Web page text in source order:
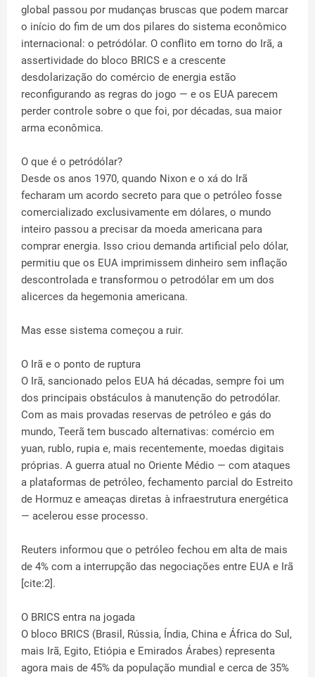
global passou por mudanças bruscas que podem marcar
o início do fim de um dos pilares do sistema econômico
internacional: o petródólar. O conflito em torno do Irã, a
assertividade do bloco BRICS e a crescente
desdolarização do comércio de energia estão
reconfigurando as regras do jogo — e os EUA parecem
perder controle sobre o que foi, por décadas, sua maior
arma econômica.
O que é o petródólar?
Desde os anos 1970, quando Nixon e o xá do Irã
fecharam um acordo secreto para que o petróleo fosse
comercializado exclusivamente em dólares, o mundo
inteiro passou a precisar da moeda americana para
comprar energia. Isso criou demanda artificial pelo dólar,
permitiu que os EUA imprimissem dinheiro sem inflação
descontrolada e transformou o petrodólar em um dos
alicerces da hegemonia americana.
Mas esse sistema começou a ruir.
O Irã e o ponto de ruptura
O Irã, sancionado pelos EUA há décadas, sempre foi um
dos principais obstáculos à manutenção do petrodólar.
Com as mais provadas reservas de petróleo e gás do
mundo, Teerã tem buscado alternativas: comércio em
yuan, rublo, rupia e, mais recentemente, moedas digitais
próprias. A guerra atual no Oriente Médio — com ataques
a plataformas de petróleo, fechamento parcial do Estreito
de Hormuz e ameaças diretas à infraestrutura energética
— acelerou esse processo.
Reuters informou que o petróleo fechou em alta de mais
de 4% com a interrupção das negociações entre EUA e Irã
[cite:2].
O BRICS entra na jogada
O bloco BRICS (Brasil, Rússia, Índia, China e África do Sul,
mais Irã, Egito, Etiópia e Emirados Árabes) representa
agora mais de 45% da população mundial e cerca de 35%